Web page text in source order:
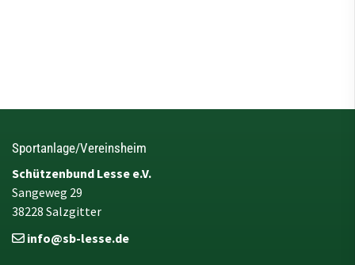
Sportanlage/Vereinsheim
Schützenbund Lesse e.V.
Sangeweg 29
38228 Salzgitter
info@sb-lesse.de